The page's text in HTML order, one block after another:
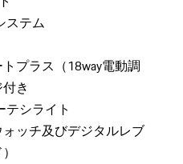
ステム
プラス（18way電動調
き
テシライト
ッチ及びデジタルレブ